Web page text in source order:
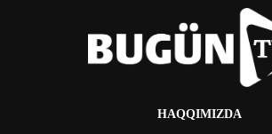
HAQQIMIZDA